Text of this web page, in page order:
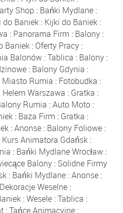
Shop : Bańki Mydlane :
do Baniek : Kijki do Baniek :
: Panorama Firm : Balony :
Baniek: Oferty Pracy:
Balonów:Tablica : Balony:
: Balony Gdynia :
Miasto Rumia : Fotobudka :
Helem Warszawa : Gratka :
Rumia :Auto Moto :
: Baza Firm : Gratka :
:Anonse : Balony Foliowe :
Kurs Animatora Gdańsk :
: Bańki Mydlane Wrocław:
Balony: Solidne Firmy
: Bańki Mydlane:Anonse:
Dekoracje Weselne :
:Wesele:Tablica :
:Tańce Animacyjne :